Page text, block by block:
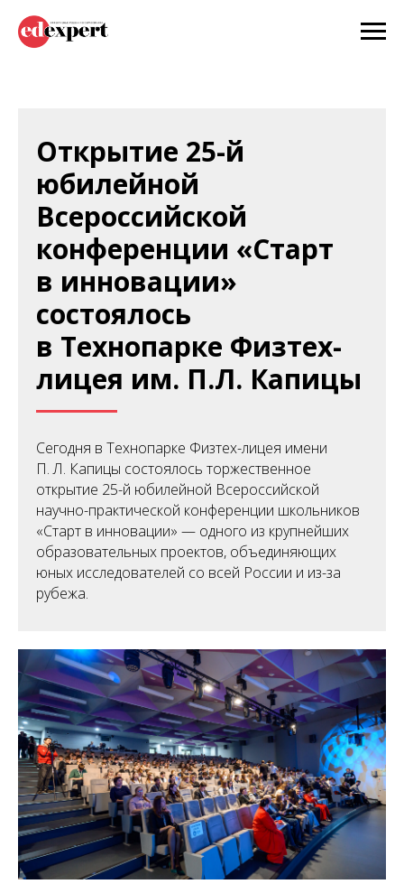
Открытие 25-й
юбилейной
Всероссийской
конференции «Старт
в инновации»
состоялось
в Технопарке Физтех-
лицея им. П.Л. Капицы
Сегодня в Технопарке Физтех-лицея имени
П. Л. Капицы состоялось торжественное
открытие 25-й юбилейной Всероссийской
научно-практической конференции школьников
«Старт в инновации» — одного из крупнейших
образовательных проектов, объединяющих
юных исследователей со всей России и из-за
рубежа.